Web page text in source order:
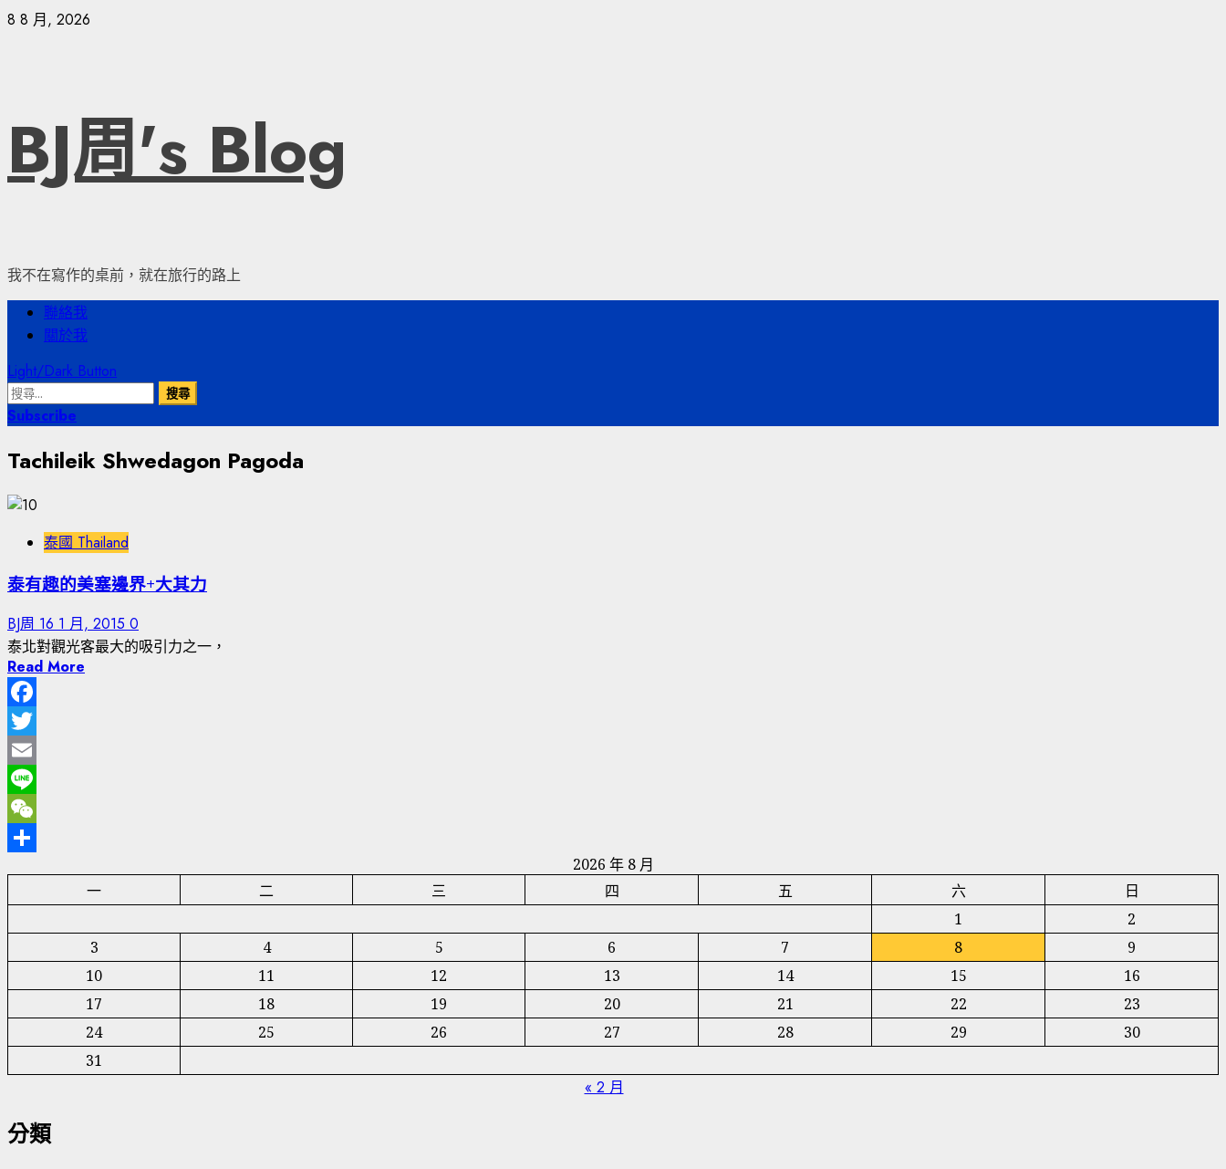
Skip
8 8 月, 2026
BJ周's Blog
我不在寫作的桌前，就在旅行的路上
Primary
Menu
聯絡我
關於我
Light/Dark Button
搜
尋
鍵
Subscribe
Tachileik Shwedagon Pagoda
泰國 Thailand
泰有趣的美塞邊界+大其力
BJ周 16 1 月, 2015 0
泰北對觀光客最大的吸引力之一，
Read More
Facebook
Twitter
Email
Line
WeChat
2026 年 8 月
一
二 三 四 五 六
日
1
2
3
4 5 6 7 8
9
10
11 12 13 14 15
16
17
18 19 20 21 22
23
24
25 26 27 28 29
30
31
« 2 月
分類